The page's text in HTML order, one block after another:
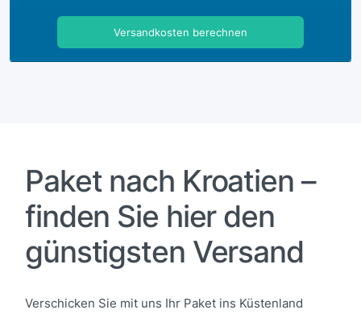
Versandkosten berechnen
Paket nach Kroatien –
finden Sie hier den
günstigsten Versand
Verschicken Sie mit uns Ihr Paket ins Küstenland